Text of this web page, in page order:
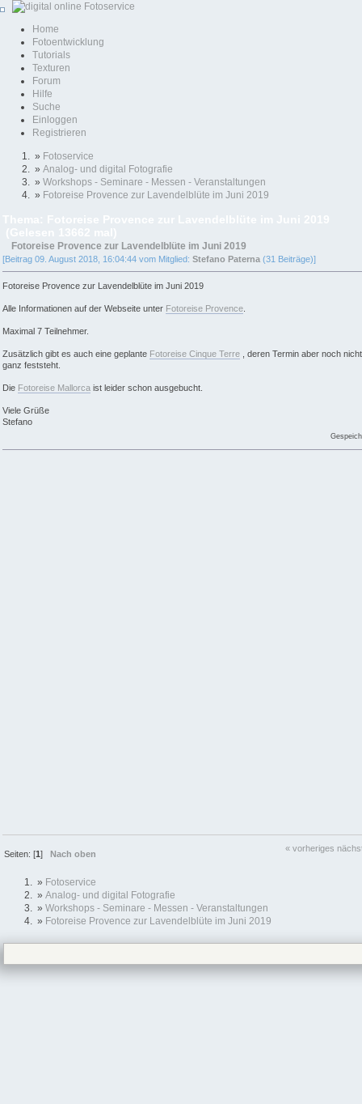
Home
Fotoentwicklung
Tutorials
Texturen
Forum
Hilfe
Suche
Einloggen
Registrieren
» Fotoservice
» Analog- und digital Fotografie
» Workshops - Seminare - Messen - Veranstaltungen
» Fotoreise Provence zur Lavendelblüte im Juni 2019
Fotoreise Provence zur Lavendelblüte im Juni 2019
[Beitrag 09. August 2018, 16:04:44 vom Mitglied: Stefano Paterna (31 Beiträge)]
Fotoreise Provence zur Lavendelblüte im Juni 2019
Alle Informationen auf der Webseite unter Fotoreise Provence
Maximal 7 Teilnehmer.
Zusätzlich gibt es auch eine geplante Fotoreise Cinque Terre , deren Termin aber noch nicht
ganz feststeht.
Die Fotoreise Mallorca ist leider schon ausgebucht.
Viele Grüße
Stefano
Seiten: [1]Nach oben
« vorheriges
» Fotoservice
» Analog- und digital Fotografie
» Workshops - Seminare - Messen - Veranstaltungen
» Fotoreise Provence zur Lavendelblüte im Juni 2019